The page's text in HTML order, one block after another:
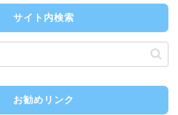
サイト内検索
お勧めリンク